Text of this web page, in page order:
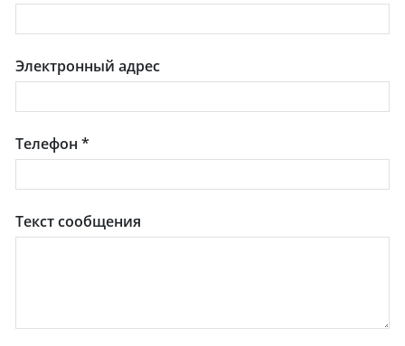
Электронный адрес
Телефон*
Текст сообщения